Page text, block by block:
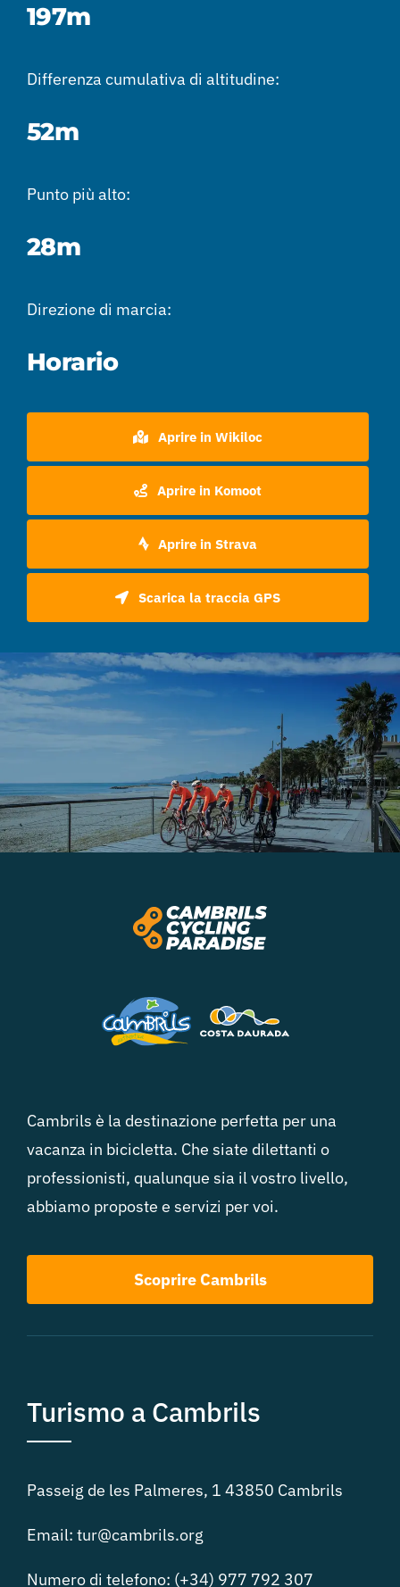
197m
Differenza cumulativa di altitudine:
52m
Punto più alto:
28m
Direzione di marcia:
Horario
Aprire in Wikiloc
Aprire in Komoot
Aprire in Strava
Scarica la traccia GPS
Cambrils è la destinazione perfetta per una
vacanza in bicicletta. Che siate dilettanti o
professionisti, qualunque sia il vostro livello,
abbiamo proposte e servizi per voi.
Scoprire Cambrils
Turismo a Cambrils
Passeig de les Palmeres, 1 43850 Cambrils
Email: tur@cambrils.org
Numero di telefono: (+34) 977 792 307